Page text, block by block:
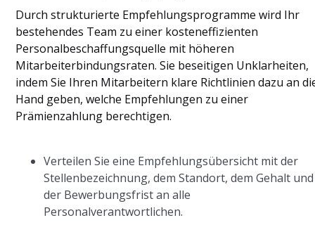
Durch strukturierte Empfehlungsprogramme wird Ihr
bestehendes Team zu einer kosteneffizienten
Personalbeschaffungsquelle mit höheren
Mitarbeiterbindungsraten. Sie beseitigen Unklarheiten,
indem Sie Ihren Mitarbeitern klare Richtlinien dazu an
Hand geben, welche Empfehlungen zu einer
Prämienzahlung berechtigen.
Verteilen Sie eine Empfehlungsübersicht mit der
Stellenbezeichnung, dem Standort, dem Gehalt und
der Bewerbungsfrist an alle
Personalverantwortlichen.